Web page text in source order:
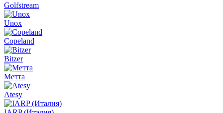
Golfstream
Unox
Copeland
Bitzer
Метта
Atesy